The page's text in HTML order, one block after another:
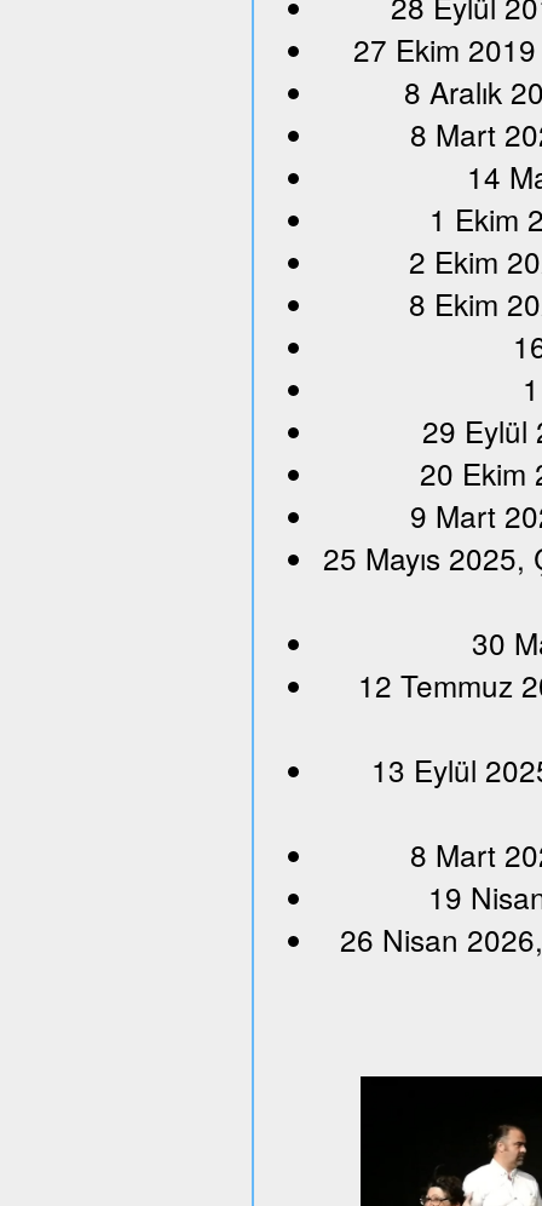
27 Ekim
8 Aralık
8 Mart
14
1 Ekim
2 Ekim
8 Ekim
29 Eylül
20 Ekim
9 Mart
25 Mayıs
30
12 Temmuz
13 Eylül
8 Mart
19
26 Nisan